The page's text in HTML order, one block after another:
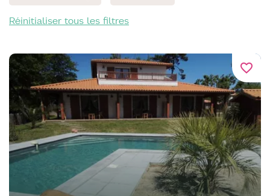
Réinitialiser tous les filtres
favorite_border